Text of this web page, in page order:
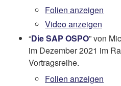
Folien anzeigen
Video anzeigen
“Die SAP OSPO” von
im Dezember 2021 im
Vortragsreihe.
Folien anzeigen